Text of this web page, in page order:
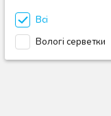
Всі
Вологі серветки